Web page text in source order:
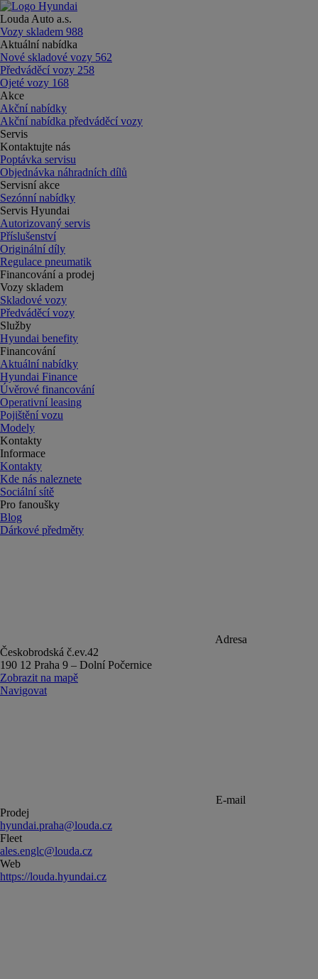
Louda Auto a.s.
Vozy skladem 988
Aktuální nabídka
Nové skladové vozy 562
Předváděcí vozy 258
Ojeté vozy 168
Akce
Akční nabídky
Akční nabídka předváděcí vozy
Servis
Kontaktujte nás
Poptávka servisu
Objednávka náhradních dílů
Servisní akce
Sezónní nabídky
Servis Hyundai
Autorizovaný servis
Příslušenství
Originální díly
Regulace pneumatik
Financování a prodej
Vozy skladem
Skladové vozy
Předváděcí vozy
Služby
Hyundai benefity
Financování
Aktuální nabídky
Hyundai Finance
Úvěrové financování
Operativní leasing
Pojištění vozu
Modely
Kontakty
Informace
Kontakty
Kde nás naleznete
Sociální sítě
Pro fanoušky
Blog
Dárkové předměty
Adresa
Českobrodská č.ev.42
190 12 Praha 9 – Dolní Počernice
Zobrazit na mapě
Navigovat
E-mail
Prodej
hyundai.praha@louda.cz
Fleet
ales.englc@louda.cz
Web
https://louda.hyundai.cz